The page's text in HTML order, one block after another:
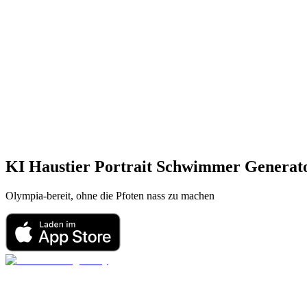
KI Haustier Portrait Schwimmer
Olympia-bereit, ohne die Pfoten nass zu machen